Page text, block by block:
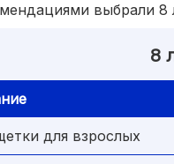
выбрали 8
8
для взрослых